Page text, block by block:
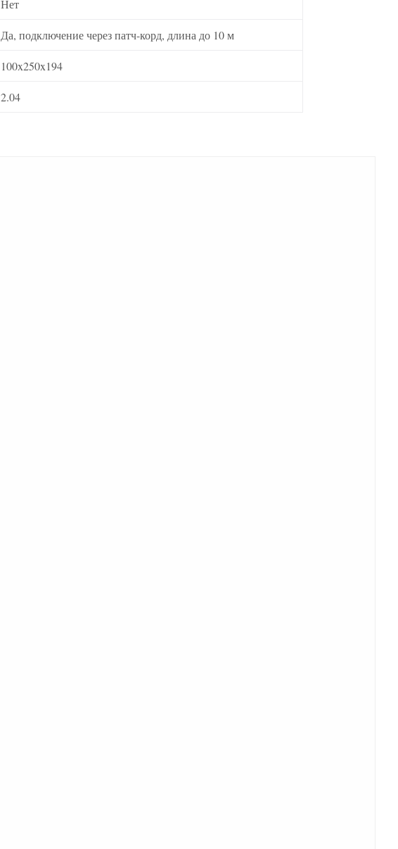
Нет
Да, подключение через патч-корд, длина до 10 м
100x250x194
2.04